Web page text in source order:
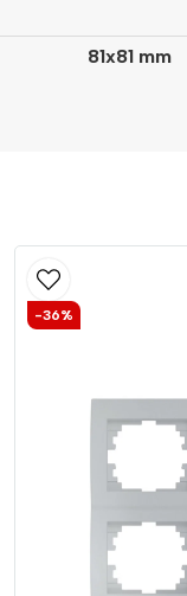
81x81 mm
-36%